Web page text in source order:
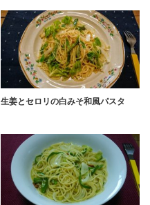
生姜とセロリの白みそ和風パスタ